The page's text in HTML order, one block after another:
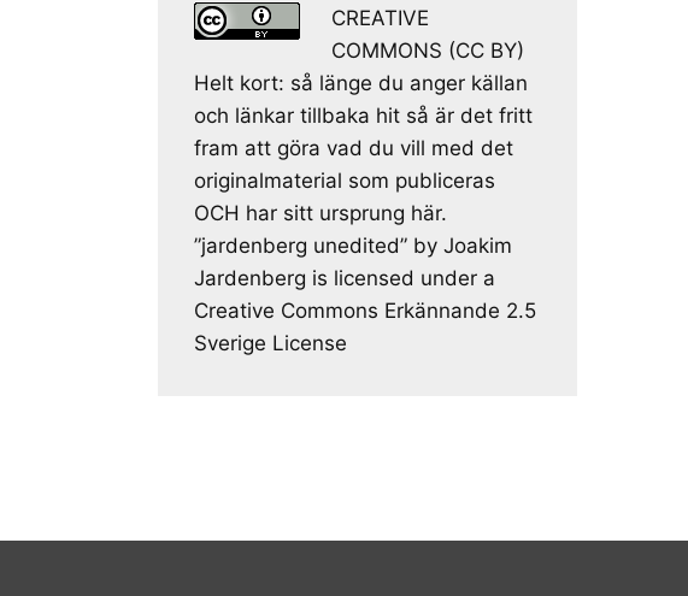
CREATIVE
COMMONS (CC BY)
Helt kort: så länge du anger källan
och länkar tillbaka hit så är det fritt
fram att göra vad du vill med det
originalmaterial som publiceras
OCH har sitt ursprung här.
”jardenberg unedited” by Joakim
Jardenberg is licensed under a
Creative Commons Erkännande 2.5
Sverige License